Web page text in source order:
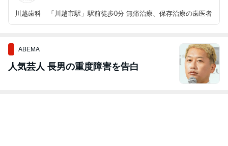
川越歯科 「川越市駅」駅前徒歩0分 無痛治療、保存治療の歯医者
ABEMA
人気芸人 長男の重度障害を告白